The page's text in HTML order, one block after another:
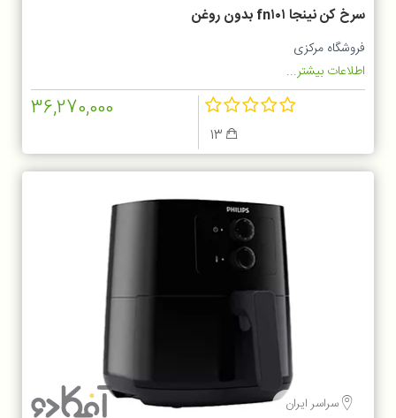
سرخ کن نینجا fn۱۰۱ بدون روغن
فروشگاه مرکزی
اطلاعات بیشتر...
13
36,270,000
سراسر ایران